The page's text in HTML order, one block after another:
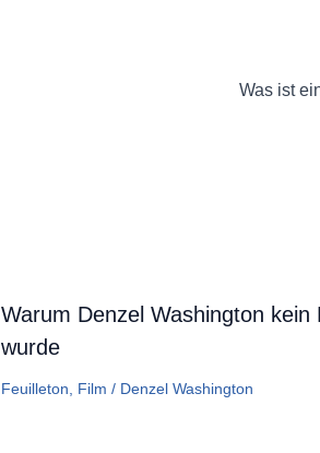
Was ist
Warum Denzel Washington kein
wurde
Feuilleton Film / Denzel Washington